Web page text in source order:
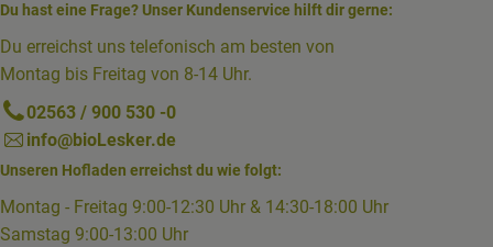
Du hast eine Frage? Unser Kundenservice hilft dir gerne:
Du erreichst uns telefonisch am besten von
Montag bis Freitag von 8-14 Uhr.
02563 / 900 530 -0
info@bioLesker.de
Unseren Hofladen erreichst du wie folgt:
Montag - Freitag 9:00-12:30 Uhr & 14:30-18:00 Uhr
Samstag 9:00-13:00 Uhr